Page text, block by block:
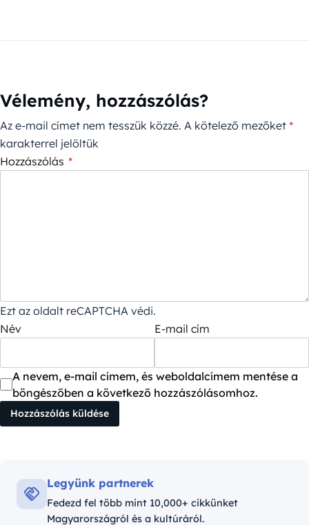
Vélemény, hozzászólás?
Az e-mail címet nem tesszük közzé. A kötelező mezőket *
karakterrel jelöltük
Hozzászólás *
Ezt az oldalt reCAPTCHA védi.
Név
E-mail cím
A nevem, e-mail címem, és weboldalcímem mentése a
böngészőben a következő hozzászólásomhoz.
Legyünk partnerek
Fedezd fel több mint 10,000+ cikkünket
Magyarországról és a kultúráról.